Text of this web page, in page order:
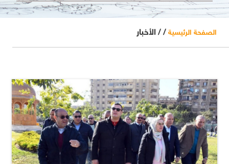
الصفحة الرئيسية / / الأخبار